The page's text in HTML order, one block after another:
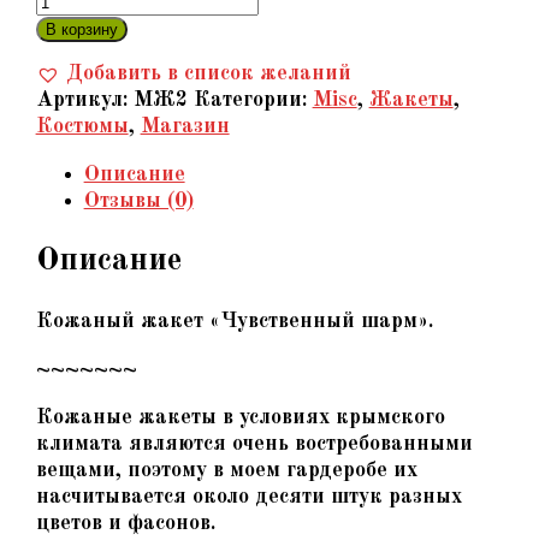
товара
шарм»
-
Жакет
натуральной
кожи,
авторский
фриволите
В корзину
Добавить в список желаний
Артикул: МЖ2 Категории: Misc, Жакеты,
Костюмы, Магазин
Описание
Отзывы (0)
Описание
Кожаный жакет «Чувственный шарм».
~~~~~~~
Кожаные жакеты в условиях крымского
климата являются очень востребованными
вещами, поэтому в моем гардеробе их
насчитывается около десяти штук разных
цветов и фасонов.